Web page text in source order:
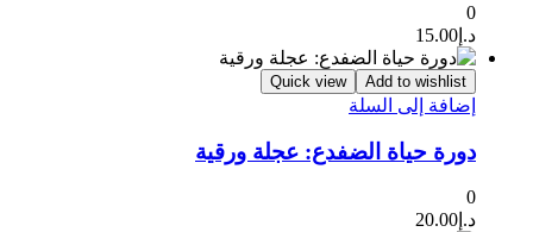
0
د.إ 15.00
Add to wishlist
Quick view
إضافة إلى السلة
دورة حياة الضفدع: عجلة ورقية
0
د.إ 20.00